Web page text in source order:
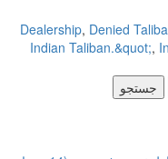
Dealership,Denied
Indian Taliban.&quot;